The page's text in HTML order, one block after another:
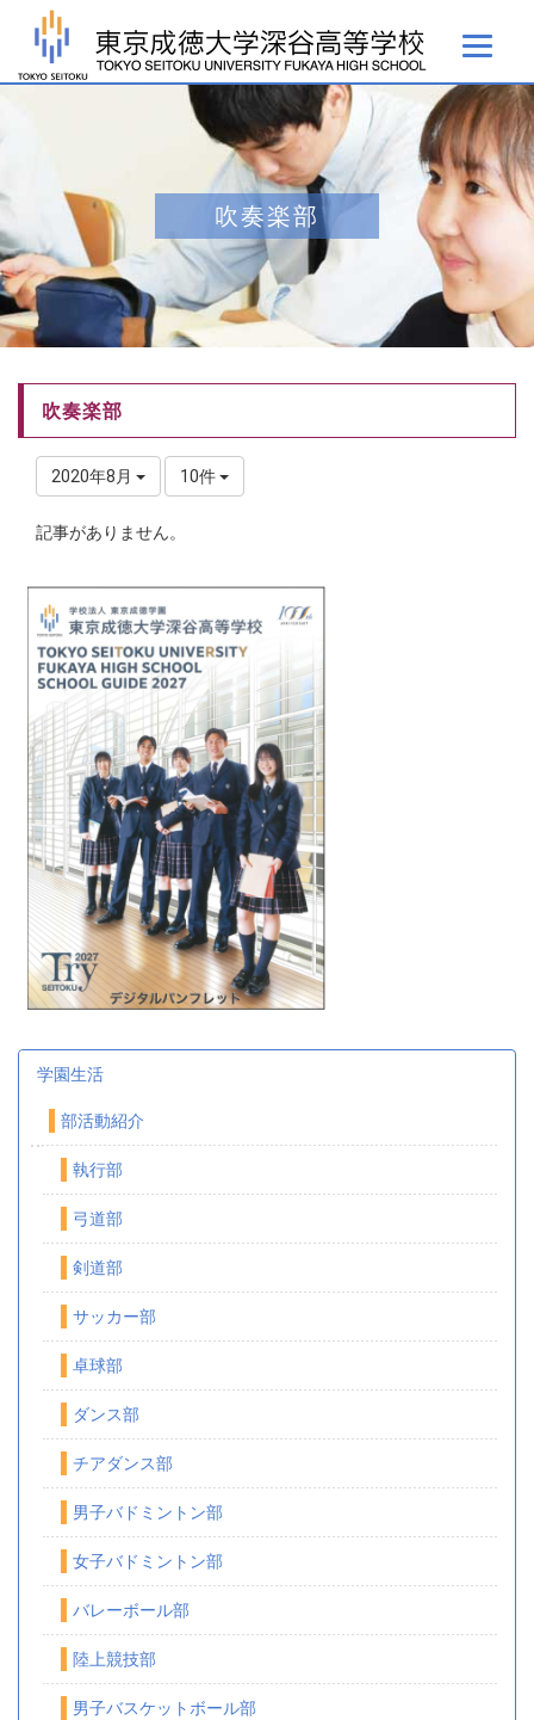
吹奏楽部
吹奏楽部
2020年8月 10件
記事がありません。
学園生活
部活動紹介
執行部
弓道部
剣道部
サッカー部
卓球部
ダンス部
チアダンス部
男子バドミントン部
女子バドミントン部
バレーボール部
陸上競技部
男子バスケットボール部